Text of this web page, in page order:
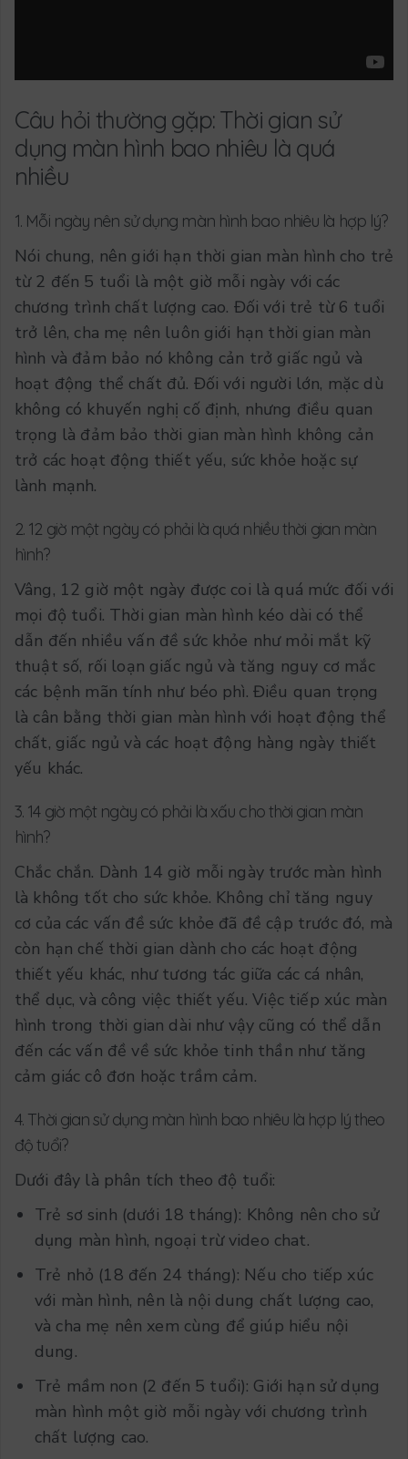
Câu hỏi thường gặp: Thời gian sử
dụng màn hình bao nhiêu là quá
nhiều
1. Mỗi ngày nên sử dụng màn hình bao nhiêu là hợp lý?
Nói chung, nên giới hạn thời gian màn hình cho trẻ
từ 2 đến 5 tuổi là một giờ mỗi ngày với các
chương trình chất lượng cao. Đối với trẻ từ 6 tuổi
trở lên, cha mẹ nên luôn giới hạn thời gian màn
hình và đảm bảo nó không cản trở giấc ngủ và
hoạt động thể chất đủ. Đối với người lớn, mặc dù
không có khuyến nghị cố định, nhưng điều quan
trọng là đảm bảo thời gian màn hình không cản
trở các hoạt động thiết yếu, sức khỏe hoặc sự
lành mạnh.
2. 12 giờ một ngày có phải là quá nhiều thời gian màn
hình?
Vâng, 12 giờ một ngày được coi là quá mức đối với
mọi độ tuổi. Thời gian màn hình kéo dài có thể
dẫn đến nhiều vấn đề sức khỏe như mỏi mắt kỹ
thuật số, rối loạn giấc ngủ và tăng nguy cơ mắc
các bệnh mãn tính như béo phì. Điều quan trọng
là cân bằng thời gian màn hình với hoạt động thể
chất, giấc ngủ và các hoạt động hàng ngày thiết
yếu khác.
3. 14 giờ một ngày có phải là xấu cho thời gian màn
hình?
Chắc chắn. Dành 14 giờ mỗi ngày trước màn hình
là không tốt cho sức khỏe. Không chỉ tăng nguy
cơ của các vấn đề sức khỏe đã đề cập trước đó, mà
còn hạn chế thời gian dành cho các hoạt động
thiết yếu khác, như tương tác giữa các cá nhân,
thể dục, và công việc thiết yếu. Việc tiếp xúc màn
hình trong thời gian dài như vậy cũng có thể dẫn
đến các vấn đề về sức khỏe tinh thần như tăng
cảm giác cô đơn hoặc trầm cảm.
4. Thời gian sử dụng màn hình bao nhiêu là hợp lý theo
độ tuổi?
Dưới đây là phân tích theo độ tuổi:
Trẻ sơ sinh (dưới 18 tháng): Không nên cho sử
dụng màn hình, ngoại trừ video chat.
Trẻ nhỏ (18 đến 24 tháng): Nếu cho tiếp xúc
với màn hình, nên là nội dung chất lượng cao,
và cha mẹ nên xem cùng để giúp hiểu nội
dung.
Trẻ mầm non (2 đến 5 tuổi): Giới hạn sử dụng
màn hình một giờ mỗi ngày với chương trình
chất lượng cao.